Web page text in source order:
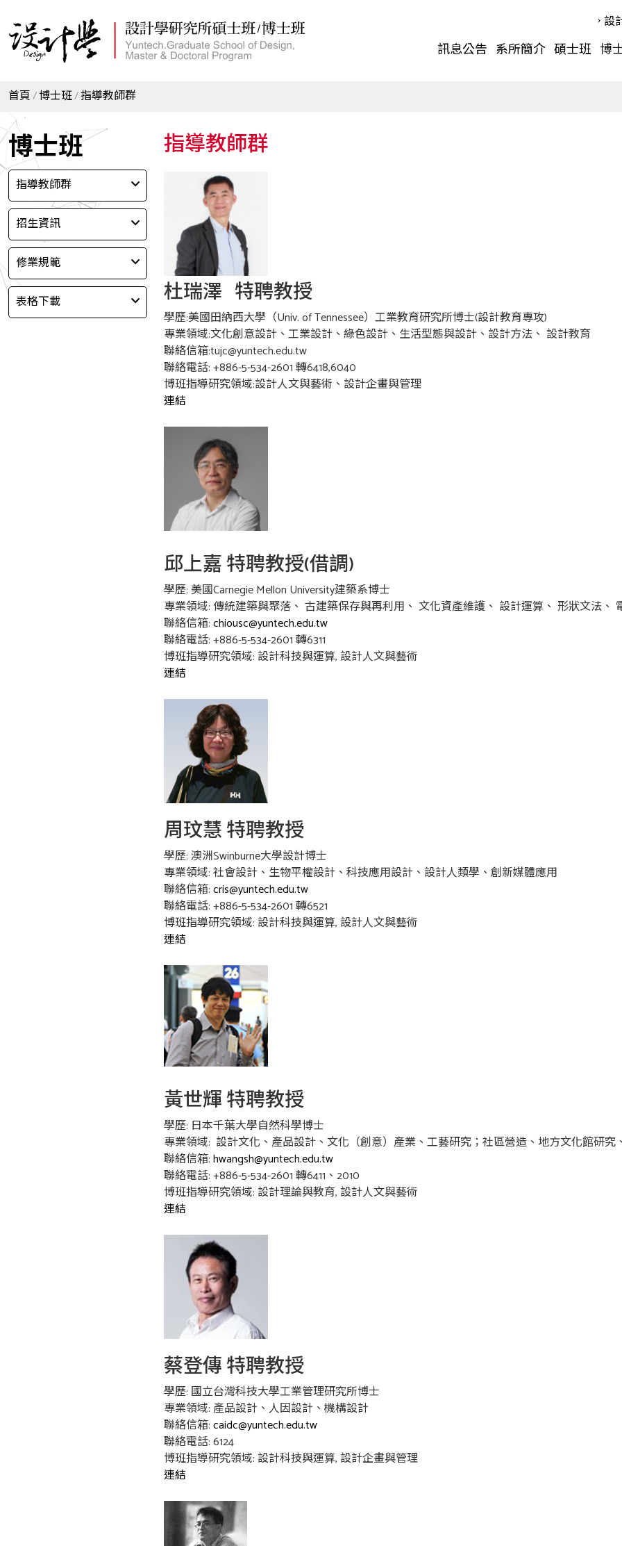
訊息公告 系所簡介 碩士班 博
設
首頁 博士班 指導教師群
博士班
指導教師群
招生資訊
修業規範
表格下載
指導教師群
杜瑞澤 特聘教授
學歷:美國田納西大學（Univ. of Tennessee）工業教育研究所博士(設計教育專攻)
專業領域:文化創意設計、工業設計、綠色設計、生活型態與設計、設計方法、 設計教育
聯絡信箱:tujc@yuntech.edu.tw
聯絡電話: +886-5-534-2601 轉6418,6040
博班指導研究領域:設計人文與藝術、設計企畫與管理
連結
邱上嘉 特聘教授(借調)
學歷: 美國Carnegie Mellon University建築系博士
專業領域: 傳統建築與聚落、 古建築保存與再利用、 文化資產維護、 設計運算、 形狀文法、
聯絡信箱:chiousc@yuntech.edu.tw
聯絡電話: +886-5-534-2601 轉6311
博班指導研究領域: 設計科技與運算, 設計人文與藝術
連結
周玟慧 特聘教授
學歷: 澳洲Swinburne大學設計博士
專業領域: 社會設計、生物平權設計、科技應用設計、設計人類學、創新媒體應用
聯絡信箱:cris@yuntech.edu.tw
聯絡電話: +886-5-534-2601 轉6521
博班指導研究領域: 設計科技與運算, 設計人文與藝術
連結
黃世輝 特聘教授
學歷: 日本千葉大學自然科學博士
專業領域: 設計文化、產品設計、文化（創意）產業、工藝研究；社區營造、地方文化館研究
聯絡信箱:hwangsh@yuntech.edu.tw
聯絡電話: +886-5-534-2601 轉6411、2010
博班指導研究領域: 設計理論與教育, 設計人文與藝術
連結
蔡登傳 特聘教授
學歷: 國立台灣科技大學工業管理研究所博士
專業領域: 產品設計、人因設計、機構設計
聯絡信箱:caidc@yuntech.edu.tw
聯絡電話: 6124
博班指導研究領域: 設計科技與運算, 設計企畫與管理
連結